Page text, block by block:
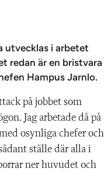
utvecklas i arbetet
redan är en bristvara
Hampus Jarnlo.
på jobbet som
Jag arbetade då på
osynliga chefer och
ställe där alla i
ner huvudet och